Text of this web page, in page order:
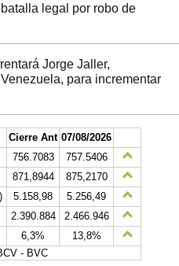
legal por robo de
Jorge Jaller,
para incrementar
Cierre Ant 07/08/2026
756.7083
757.5406
871,8944
875,2170
5.158,98
5.256,49
2.390.884
2.466.946
6,3%
13,8%
- BVC